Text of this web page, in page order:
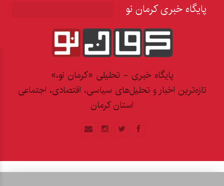
پایگاه خبری کرمان نو
پایگاه خبری - تحلیلی «کرمان نو،»
تازه‌ترین اخبار و تحلیل‌های سیاسی، اقتصادی، اجتماعی
استان کرمان